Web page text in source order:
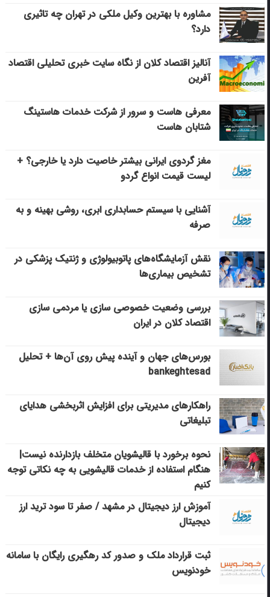
مشاوره با بهترین وکیل ملکی در تهران چه تاثیری
دارد؟
آنالیز اقتصاد کلان از نگاه سایت خبری تحلیلی اقتصاد
آفرین
معرفی هاست و سرور از شرکت خدمات هاستینگ
شتابان هاست
مغز گردوی ایرانی بیشتر خاصیت دارد یا خارجی؟ +
لیست قیمت انواع گردو
آشنایی با سیستم حسابداری ابری، روشی بهینه و به
صرفه
نقش آزمایشگاه‌های پاتوبیولوژی و ژنتیک پزشکی در
تشخیص بیماری‌ها
بررسی وضعیت خصوصی سازی یا مردمی سازی
اقتصاد کلان در ایران
بورس‌های جهان و آینده پیش روی آن‌ها + تحلیل
bankeghtesad
راهکارهای مدیریتی برای افزایش اثربخشی هدایای
تبلیغاتی
نحوه برخورد با قالیشویان متخلف بازدارنده نیست|
هنگام استفاده از خدمات قالیشویی به چه نکاتی توجه
کنیم
آموزش ارز دیجیتال در مشهد / صفر تا سود ترید ارز
دیجیتال
ثبت قرارداد ملک و صدور کد رهگیری رایگان با سامانه
خودنویس